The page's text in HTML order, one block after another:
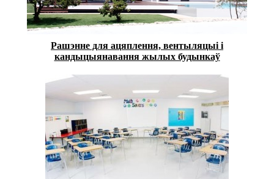
Рашэнне для ацяплення, вентыляцыі і
кандыцыянавання жылых будынкаў